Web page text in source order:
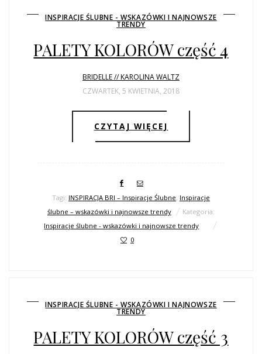
INSPIRACJE ŚLUBNE - WSKAZÓWKI I NAJNOWSZE
TRENDY
PALETY KOLORÓW część 4
BRIDELLE // KAROLINA WALTZ
CZWARTEK, 5 KWIETNIA, 2018
CZYTAJ WIĘCEJ
Tagi: INSPIRACJA BRI – Inspiracje Ślubne, Inspiracje
ślubne – wskazówki i najnowsze trendy
Kategoria:
Inspiracje ślubne - wskazówki i najnowsze trendy
0
INSPIRACJE ŚLUBNE - WSKAZÓWKI I NAJNOWSZE
TRENDY
PALETY KOLORÓW część 3